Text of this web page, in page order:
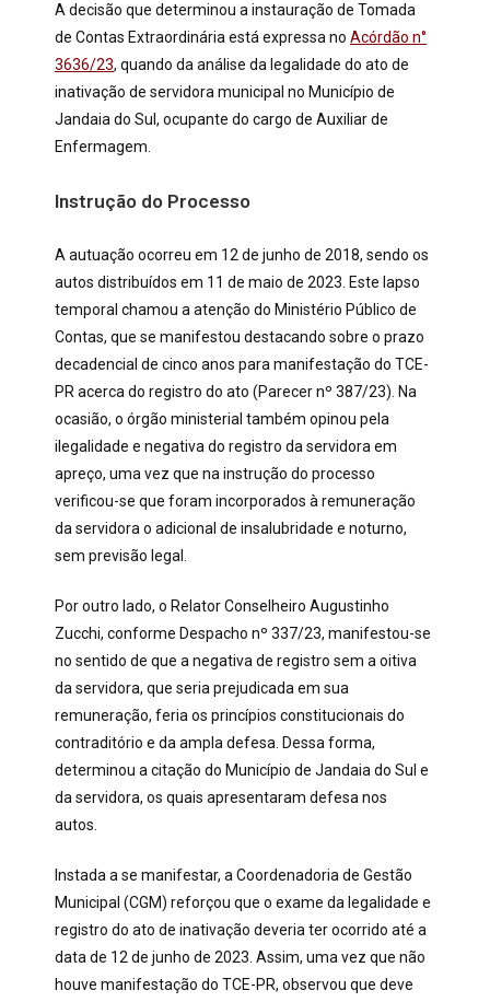
A decisão que determinou a instauração de Tomada
de Contas Extraordinária está expressa no Acórdão n°
3636/23, quando da análise da legalidade do ato de
inativação de servidora municipal no Município de
Jandaia do Sul, ocupante do cargo de Auxiliar de
Enfermagem.
Instrução do Processo
A autuação ocorreu em 12 de junho de 2018, sendo os
autos distribuídos em 11 de maio de 2023. Este lapso
temporal chamou a atenção do Ministério Público de
Contas, que se manifestou destacando sobre o prazo
decadencial de cinco anos para manifestação do TCE-
PR acerca do registro do ato (Parecer nº 387/23). Na
ocasião, o órgão ministerial também opinou pela
ilegalidade e negativa do registro da servidora em
apreço, uma vez que na instrução do processo
verificou-se que foram incorporados à remuneração
da servidora o adicional de insalubridade e noturno,
sem previsão legal.
Por outro lado, o Relator Conselheiro Augustinho
Zucchi, conforme Despacho nº 337/23, manifestou-se
no sentido de que a negativa de registro sem a oitiva
da servidora, que seria prejudicada em sua
remuneração, feria os princípios constitucionais do
contraditório e da ampla defesa. Dessa forma,
determinou a citação do Município de Jandaia do Sul e
da servidora, os quais apresentaram defesa nos
autos.
Instada a se manifestar, a Coordenadoria de Gestão
Municipal (CGM) reforçou que o exame da legalidade e
registro do ato de inativação deveria ter ocorrido até a
data de 12 de junho de 2023. Assim, uma vez que não
houve manifestação do TCE-PR, observou que deve